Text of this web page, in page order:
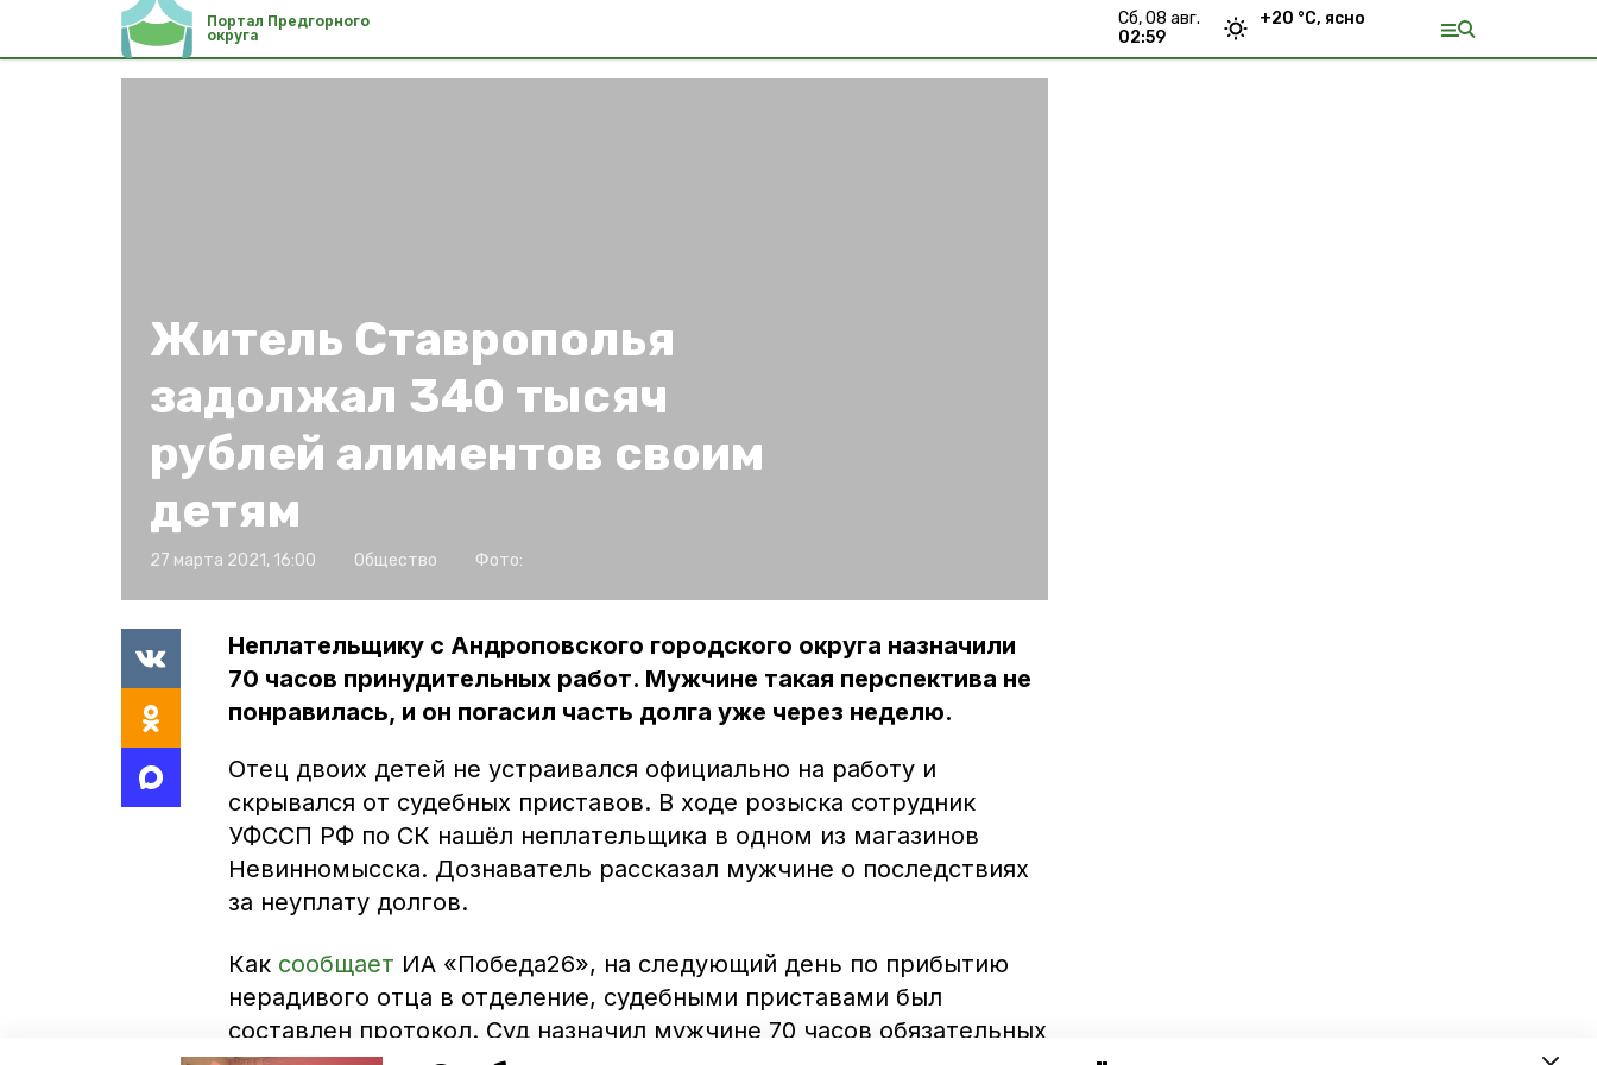
Портал Предгорного
округа
сб, 08 авг.
02:59
+20 °С, ясно
Житель Ставрополья
задолжал 340 тысяч
рублей алиментов своим
детям
27 марта 2021, 16:00 Общество Фото:
Неплательщику с Андроповского городского округа назначили
70 часов принудительных работ. Мужчине такая перспектива не
понравилась, и он погасил часть долга уже через неделю.
Отец двоих детей не устраивался официально на работу и
скрывался от судебных приставов. В ходе розыска сотрудник
УФССП РФ по СК нашёл неплательщика в одном из магазинов
Невинномысска. Дознаватель рассказал мужчине о последствиях
за неуплату долгов.
Как сообщает ИА «Победа26», на следующий день по прибытию
нерадивого отца в отделение, судебными приставами был
составлен протокол. Суд назначил мужчине 70 часов обязательных